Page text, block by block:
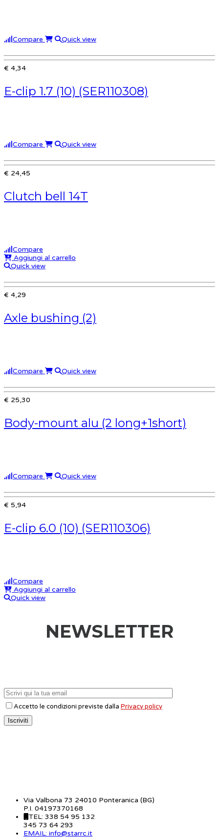
Compare Quick view
€ 4,34
E-clip 1.7 (10) (SER110308)
Compare Quick view
€ 24,45
Clutch bell 14T
Compare
Aggiungi al carrello
Quick view
€ 4,29
Axle bushing (2)
Compare Quick view
€ 25,30
Body-mount alu (2 long+1short)
Compare Quick view
€ 5,94
E-clip 6.0 (10) (SER110306)
Compare
Aggiungi al carrello
Quick view
NEWSLETTER
Accetto le condizioni previste dalla Privacy policy
Via Valbona 73 24010 Ponteranica (BG)
P.I. 04197370168
TEL: 338 54 95 132
345 73 64 293
EMAIL: info@starrc.it